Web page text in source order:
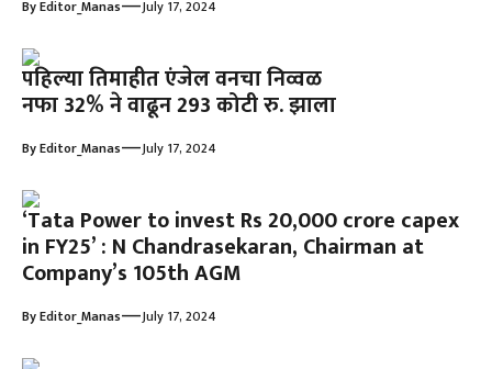
ByEditor_Manas July 17, 2024
पहिल्या तिमाहीत एंजेल वनचा निव्वळ
नफा 32% ने वाढून 293 कोटी रु. झाला
ByEditor_Manas—July 17, 2024
‘Tata Power to invest Rs 20,000 crore capex
in FY25’ : N Chandrasekaran, Chairman at
Company’s 105th AGM
ByEditor_Manas—July 17, 2024